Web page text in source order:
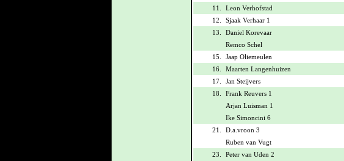
11.
Leon Verhofstad
12.
Sjaak Verhaar 1
13.
Daniel Korevaar
Remco Schel
15.
Jaap Oliemeulen
16.
Maarten Langenhuizen
17.
Jan Steijvers
18.
Frank Reuvers 1
Arjan Luisman 1
Ike Simoncini 6
21.
D.a.vroon 3
Ruben van Vugt
23.
Peter van Uden 2